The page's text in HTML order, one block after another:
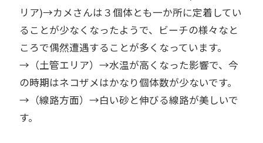
リア)→カメさんは３個体とも一か所に定着してい
ることが少なくなったようで、ビーチの様々なと
ころで偶然遭遇することが多くなっています。
→（土管エリア）→水温が高くなった影響で、今
の時期はネコザメはかなり個体数が少ないです。
→（線路方面）→白い砂と伸びる線路が美しいで
す。